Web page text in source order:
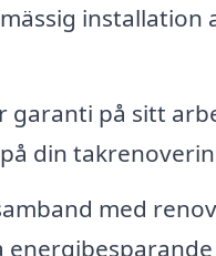
garanti på sitt
din
med